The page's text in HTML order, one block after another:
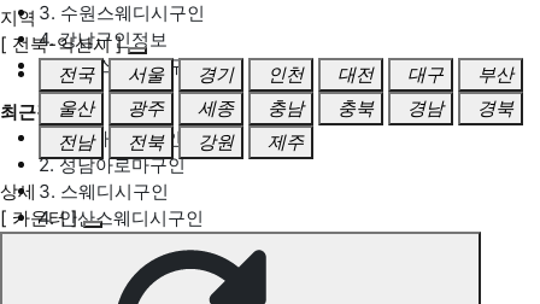
3. 수원스웨디시구인
4. 강남구인정보
5. 동탄스웨디시구인
최근검색어
1. 일산마사지구인
2. 성남아로마구인
3. 스웨디시구인
4. 안산스웨디시구인
지역
[ 전북-익산시 ]
전국
서울 경기 인천 대전 대구
부산
울산
광주 세종 충남 충북 경남
경북
전남
전북 강원 제주
상세
[ 카운터 ]